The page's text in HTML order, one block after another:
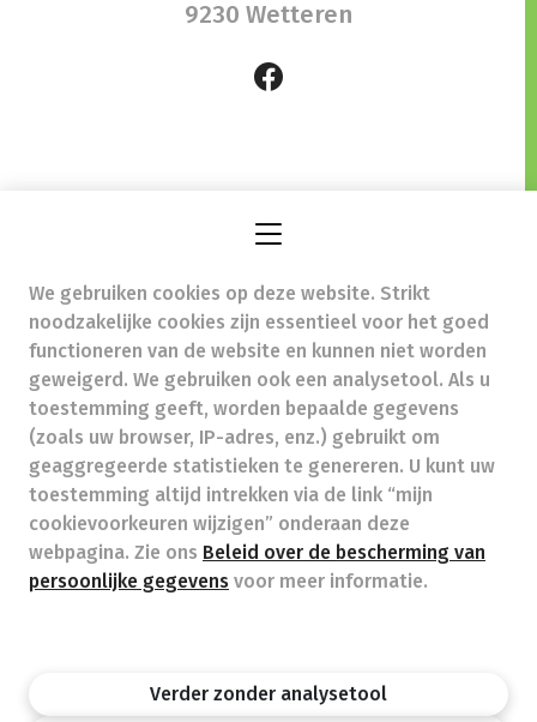
9230 Wetteren
apotheekleroy@skynet.be - Ondernemingsnummer
Beroepstitel: Apotheker werkzaam in België
Beroepsvereniging: Algemene Pharmaceutische
Bond
autorisatienummer FAGG 422505
Valt onder toezicht van de Orde der Apothekers,
02/537.42.67, Henri Jasparlaan 94 1060 Brussel
Deontologie: Code van de farmaceutische plichtenleer
Tarieven terugbetaalde zorg
Apotheek.be Orde Der Apothekers
We gebruiken cookies op deze website. Strikt
noodzakelijke cookies zijn essentieel voor het goed
functioneren van de website en kunnen niet worden
geweigerd. We gebruiken ook een analysetool. Als u
toestemming geeft, worden bepaalde gegevens
(zoals uw browser, IP-adres, enz.) gebruikt om
geaggregeerde statistieken te genereren. U kunt uw
toestemming altijd intrekken via de link “mijn
cookievoorkeuren wijzigen” onderaan deze
webpagina. Zie ons Beleid over de bescherming van
persoonlijke gegevens voor meer informatie.
Verder zonder analysetool